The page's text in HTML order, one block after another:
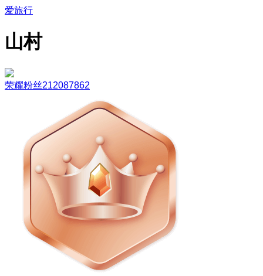
爱旅行
山村
荣耀粉丝212087862